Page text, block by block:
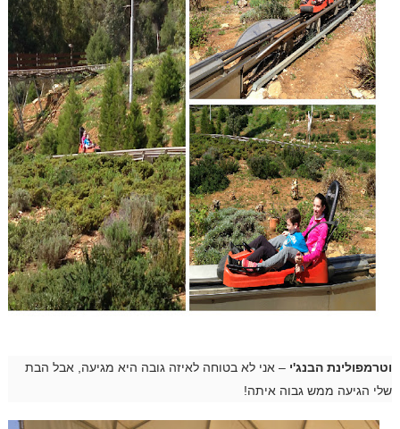
וטרמפולינת הבנג'י – אני לא בטוחה לאיזה גובה היא מגיעה, אבל הבת
שלי הגיעה ממש גבוה איתה!